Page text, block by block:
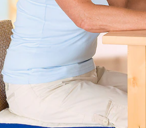
Newsletter abonnieren